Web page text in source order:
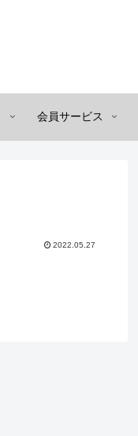
会員サービス
2022.05.27